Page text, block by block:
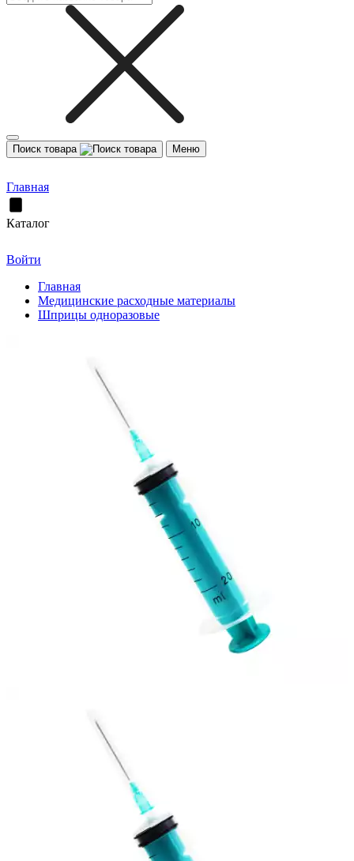
Поиск товара Меню
Главная
Каталог
Войти
Главная
Медицинские расходные материалы
Шприцы одноразовые